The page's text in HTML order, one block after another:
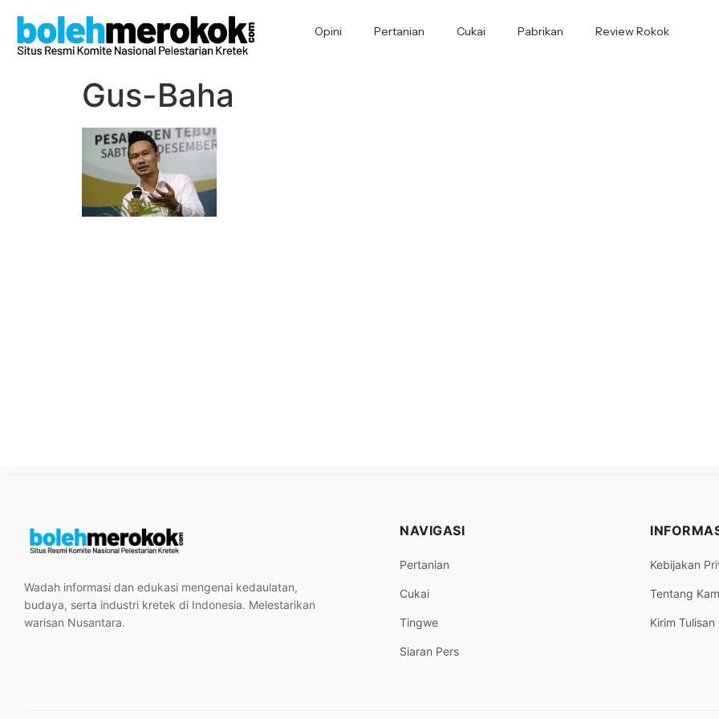
Opini Pertanian Cukai Pabrikan Review Rokok
Gus-Baha
Wadah informasi dan edukasi mengenai kedaulatan,
budaya, serta industri kretek di Indonesia. Melestarikan
warisan Nusantara.
NAVIGASI
Pertanian
Cukai
Tingwe
Siaran Pers
Kebijakan
Tentang
Kirim Tulisan